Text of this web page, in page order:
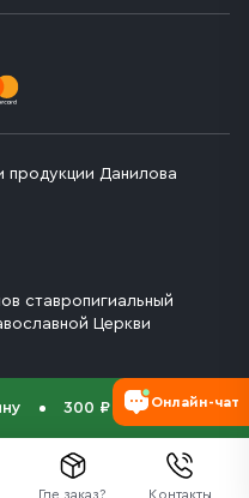
Где заказ? Контакты
300 ₽
продукции Данилова
ставропигиальный
Церкви
Онлайн-чат